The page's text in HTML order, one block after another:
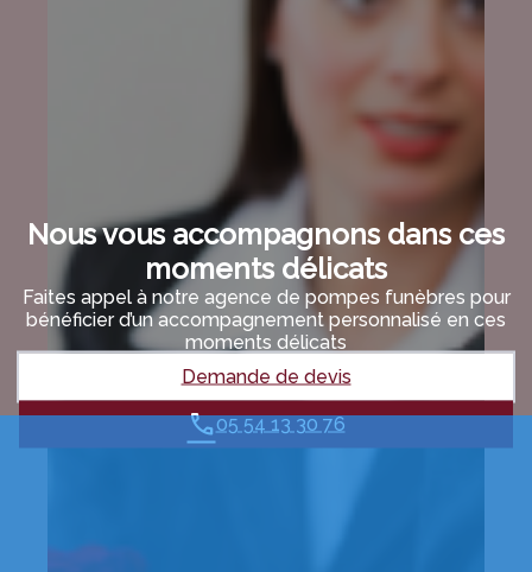
Nous vous accompagnons dans ces
moments délicats
Faites appel à notre agence de pompes funèbres pour
bénéficier d’un accompagnement personnalisé en ces
moments délicats
Demande de devis
05 54 13 30 76